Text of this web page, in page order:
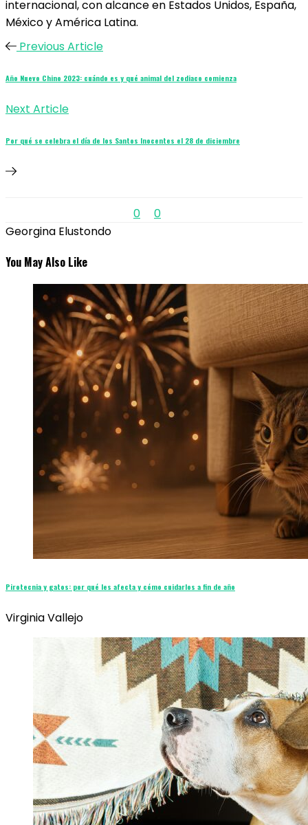
internacional, con alcance en Estados Unidos, España,
México y América Latina.
Previous Article
Año Nuevo Chino 2023: cuándo es y qué animal del zodiaco comienza
Next Article
Por qué se celebra el día de los Santos Inocentes el 28 de diciembre
0
0
Georgina Elustondo
You May Also Like
Pirotecnia y gatos: por qué les afecta y cómo cuidarlos a fin de año
Virginia Vallejo